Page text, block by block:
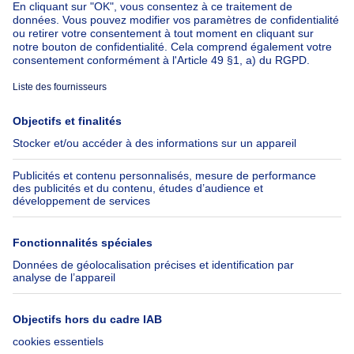
Maison à vendre Pays-bas
À propos
Immoweb
Presse
Emplois
Groupe Axel Springer
SeLoger.com
Immowelt.de
Outils
Belfius
Assurances
Check-list déménagement
Aide
FAQ
Accessibilité
Suivez-nous